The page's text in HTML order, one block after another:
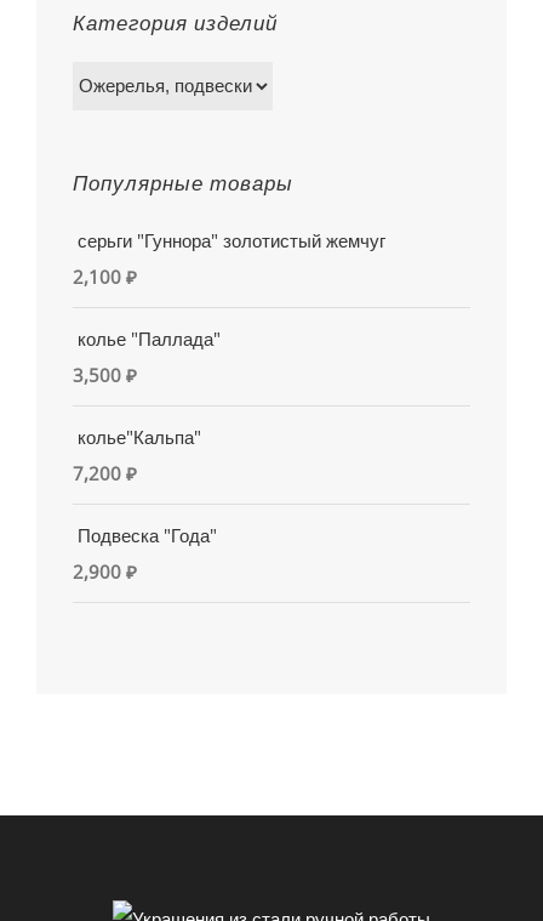
Категория изделий
Популярные товары
серьги "Гуннора" золотистый жемчуг
2,100 ₽
колье "Паллада"
3,500 ₽
колье"Кальпа"
7,200 ₽
Подвеска "Года"
2,900 ₽